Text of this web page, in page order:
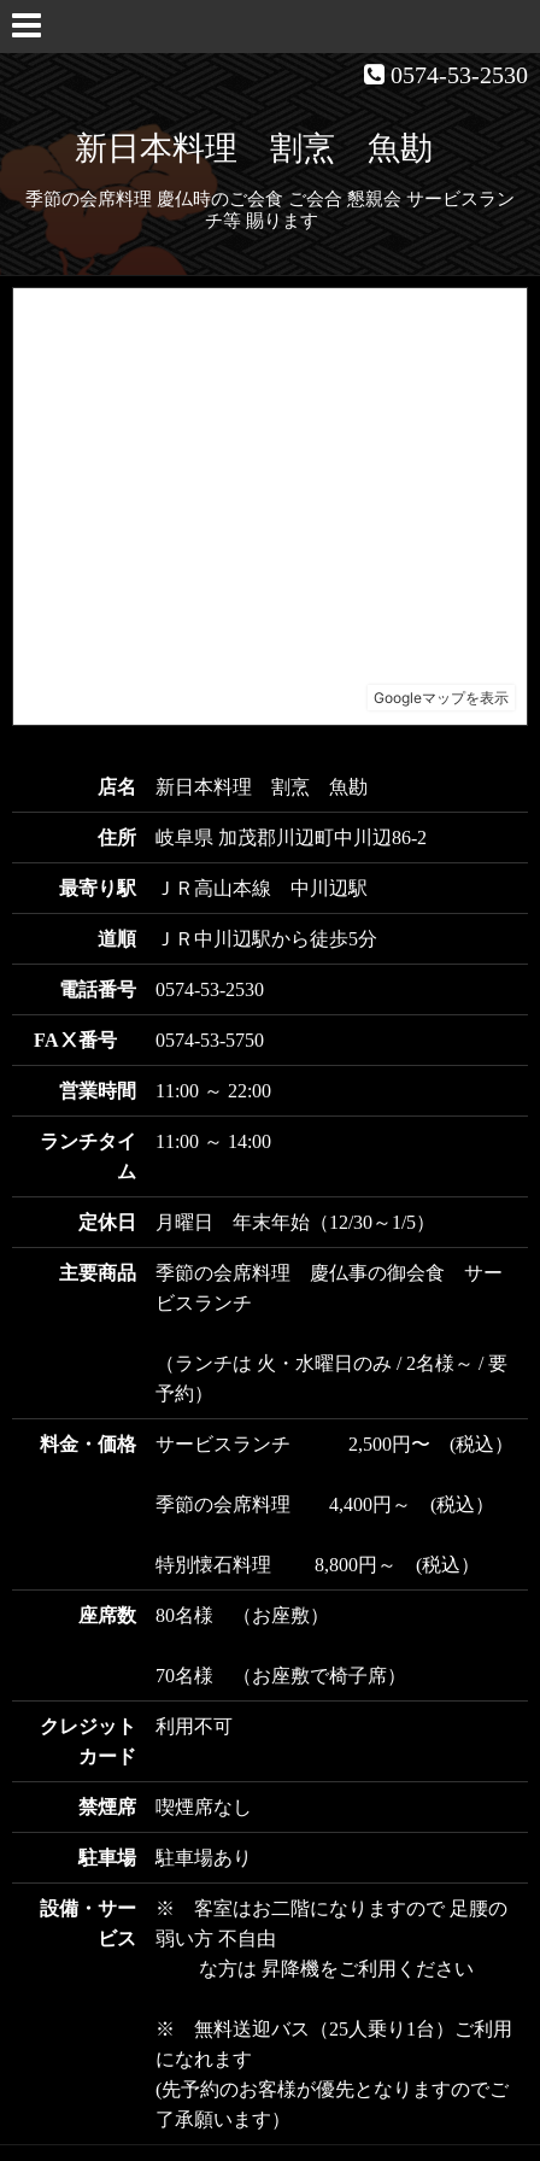
0574-53-2530
新日本料理 割烹 魚勘
季節の会席料理 慶仏時のご会食 ご会合 懇親会 サービスラン
チ等 賜ります
店名 新日本料理 割烹 魚勘
住所 岐阜県 加茂郡川辺町中川辺86-2
最寄り駅 ＪＲ高山本線 中川辺駅
道順 ＪＲ中川辺駅から徒歩5分
電話番号 0574-53-2530
FAⅩ番号 0574-53-5750
営業時間 11:00 ～ 22:00
ランチタイ
ム
11:00 ～ 14:00
定休日 月曜日 年末年始（12/30～1/5）
主要商品
季節の会席料理 慶仏事の御会食 サー
ビスランチ
（ランチは 火・水曜日のみ / 2名様～ / 要
予約）
料金・価格 サービスランチ 2,500円〜 (税込）
季節の会席料理 4,400円～ (税込）
特別懐石料理 8,800円～ (税込）
座席数 80名様 （お座敷）
70名様 （お座敷で椅子席）
クレジット
カード
利用不可
禁煙席 喫煙席なし
駐車場 駐車場あり
設備・サー
ビス
※ 客室はお二階になりますので 足腰の
弱い方 不自由
な方は 昇降機をご利用ください
※ 無料送迎バス（25人乗り1台）ご利用
になれます
(先予約のお客様が優先となりますのでご
了承願います）